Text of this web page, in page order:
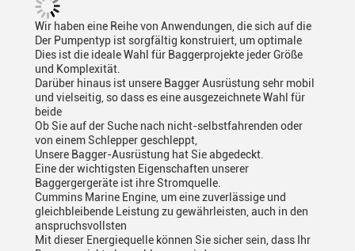
Wir haben eine Reihe von Anwendungen, die sich auf die
Der Pumpentyp ist sorgfältig konstruiert, um optimale
Dies ist die ideale Wahl für Baggerprojekte jeder Größe
und Komplexität.
Darüber hinaus ist unsere Bagger Ausrüstung sehr mobil
und vielseitig, so dass es eine ausgezeichnete Wahl für
beide
Ob Sie auf der Suche nach nicht-selbstfahrenden oder
von einem Schlepper geschleppt,
Unsere Bagger-Ausrüstung hat Sie abgedeckt.
Eine der wichtigsten Eigenschaften unserer
Baggergergeräte ist ihre Stromquelle.
Cummins Marine Engine, um eine zuverlässige und
gleichbleibende Leistung zu gewährleisten, auch in den
anspruchsvollsten
Mit dieser Energiequelle können Sie sicher sein, dass Ihr